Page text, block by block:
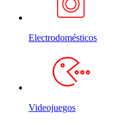
Electrodomésticos
Videojuegos